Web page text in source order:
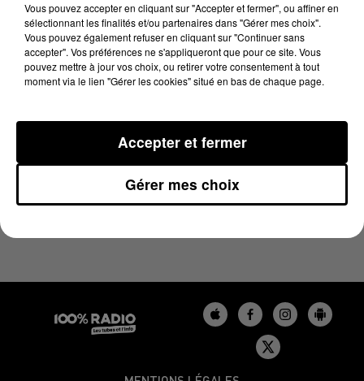
12 avril 2024 - 1 min 14 sec
L'AGENDA DU BÉARN DU 12/04/2024 À 07H49
Vous pouvez accepter en cliquant sur "Accepter et fermer", ou affiner en
sélectionnant les finalités et/ou partenaires dans "Gérer mes choix".
Vous pouvez également refuser en cliquant sur "Continuer sans
accepter". Vos préférences ne s'appliqueront que pour ce site. Vous
pouvez mettre à jour vos choix, ou retirer votre consentement à tout
moment via le lien "Gérer les cookies" situé en bas de chaque page.
Gérer mes choix
Accepter et fermer